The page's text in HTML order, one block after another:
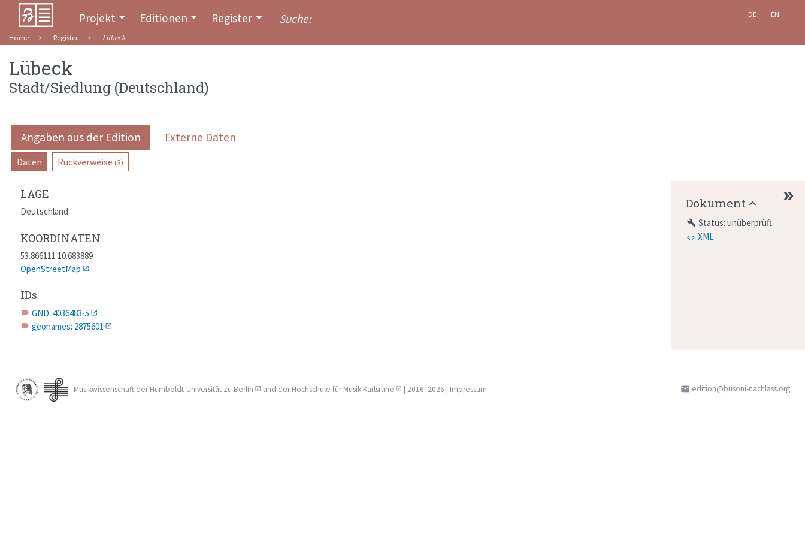
Projekt Editionen Register DE EN
Home Register Lübeck
Lübeck
Stadt/Siedlung (Deutschland)
Angaben aus der Edition Externe Daten
Daten Rückverweise (3)
LAGE
Deutschland
KOORDINATEN
53.866111 10.683889
OpenStreetMap
IDs
label GND: 4036483-5
label geonames: 2875601
Dokument
build Status: unüberprüft
XML
Musikwissenschaft derHumboldt-Universität zu Berlin und derHochschule für Musik Karlsruhe | 2016–2026 | Impressum email edition@busoni-nachlass.org